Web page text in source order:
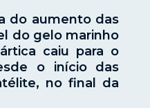
do aumento das
do gelo marinho
caiu para o
o início das
no final da